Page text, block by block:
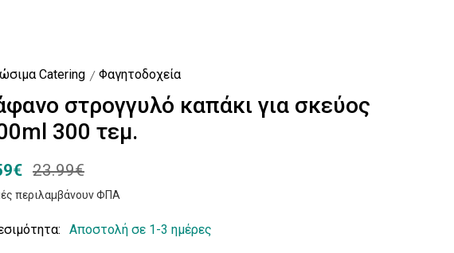
Catering Φαγητοδοχεία
στρογγυλό καπάκι για σκεύος
300 τεμ.
23.99€
περιλαμβάνουν ΦΠΑ
Αποστολή σε 1-3 ημέρες